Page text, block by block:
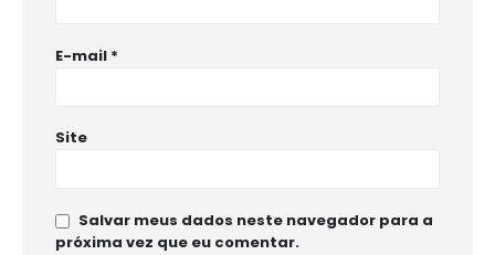
E-mail *
Site
Salvar meus dados neste navegador para a
próxima vez que eu comentar.